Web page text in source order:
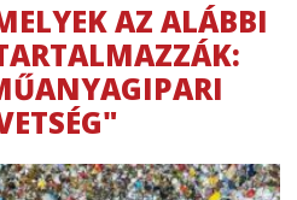
AZ ALÁBBI